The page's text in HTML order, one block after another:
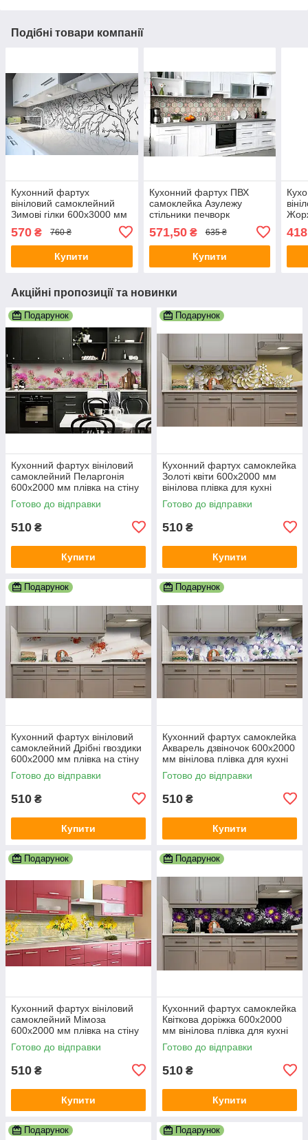
Подібні товари компанії
Кухонний фартух
вініловий самоклейний
Зимові гілки 600х3000 мм
Pocket Z181783
570 ₴ 760 ₴
Купити
Кухонний фартух ПВХ
самоклейка Азулежу
стільники печворк
стіну Happy Pocket
Z183671
571,50₴ 635 ₴
Купити
418
Акційні пропозиції та новинки
Подарунок
Кухонний фартух вініловий
самоклейний Пеларгонія
600х2000 мм плівка на стіну
Happy Pocket Z181614
Готово до відправки
510 ₴
Купити
Подарунок
Кухонний фартух самоклейка
Золоті квіти 600х2000 мм
вінілова плівка для кухні
Happy Pocket Z184573
Готово до відправки
510 ₴
Купити
Подарунок
Кухонний фартух вініловий
самоклейний Дрібні гвоздики
600х2000 мм плівка на стіну
Happy Pocket Z185052
Готово до відправки
510 ₴
Купити
Подарунок
Кухонний фартух самоклейка
Акварель дзвіночок 600х2000
мм вінілова плівка для кухні
Happy Pocket Z184113
Готово до відправки
510 ₴
Купити
Подарунок
Кухонний фартух вініловий
самоклейний Мімоза
600х2000 мм плівка на стіну
Happy Pocket Z181507
Готово до відправки
510 ₴
Купити
Подарунок
Кухонний фартух самоклейка
Квіткова доріжка 600х2000
мм вінілова плівка для кухні
Happy Pocket Z182396
Готово до відправки
510 ₴
Купити
Подарунок Подарунок